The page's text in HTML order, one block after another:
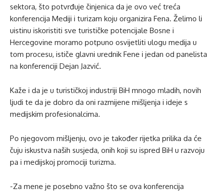
sektora, što potvrđuje činjenica da je ovo već treća
konferencija Mediji i turizam koju organizira Fena. Želimo li
uistinu iskoristiti sve turističke potencijale Bosne i
Hercegovine moramo potpuno osvijetliti ulogu medija u
tom procesu, ističe glavni urednik Fene i jedan od panelista
na konferenciji Dejan Jazvić.
Kaže i da je u turističkoj industriji BiH mnogo mladih, novih
ljudi te da je dobro da oni razmijene mišljenja i ideje s
medijskim profesionalcima.
Po njegovom mišljenju, ovo je također rijetka prilika da će
čuju iskustva naših susjeda, onih koji su ispred BiH u razvoju
pa i medijskoj promociji turizma.
-Za mene je posebno važno što se ova konferencija